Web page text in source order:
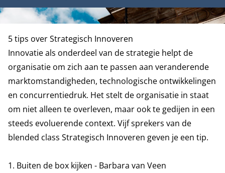
5 tips over Strategisch Innoveren
Innovatie als onderdeel van de strategie helpt de
organisatie om zich aan te passen aan veranderende
marktomstandigheden, technologische ontwikkelingen
en concurrentiedruk. Het stelt de organisatie in staat
om niet alleen te overleven, maar ook te gedijen in een
steeds evoluerende context. Vijf sprekers van de
blended class Strategisch Innoveren geven je een tip.
1. Buiten de box kijken - Barbara van Veen